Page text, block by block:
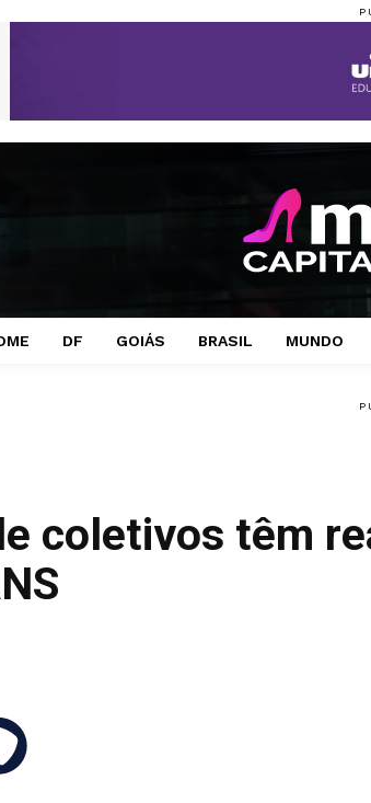
DF GOIÁS BRASIL MUNDO
coletivos têm